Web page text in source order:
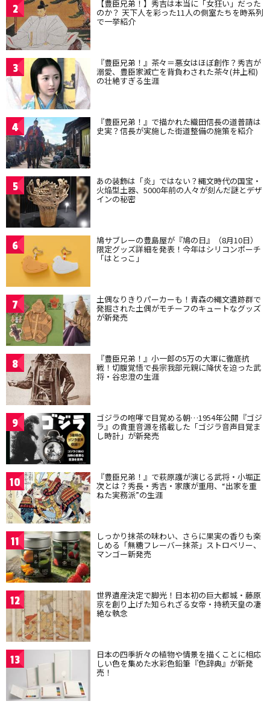
2 【豊臣兄弟！】秀吉は本当に「女狂い」だった
のか？ 天下人を彩った11人の側室たちを時系列
で一挙紹介
3 『豊臣兄弟！』茶々＝悪女はほぼ創作？秀吉が
溺愛、豊臣家滅亡を背負わされた茶々(井上和)
の壮絶すぎる生涯
4 『豊臣兄弟！』で描かれた織田信長の道普請は
史実？信長が実施した街道整備の施策を紹介
5 あの装飾は「炎」ではない？縄文時代の国宝・
火焔型土器、5000年前の人々が刻んだ謎とデザ
インの秘密
6 鳩サブレーの豊島屋が『鳩の日』（8月10日）
限定グッズ詳細を発表！今年はシリコンポーチ
「はとっこ」
7 土偶なりきりパーカーも！青森の縄文遺跡群で
発掘された土偶がモチーフのキュートなグッズ
が新発売
8 『豊臣兄弟！』小一郎の5万の大軍に徹底抗
戦！切腹覚悟で長宗我部元親に降伏を迫った武
将・谷忠澄の生涯
9 ゴジラの咆哮で目覚める朝…1954年公開『ゴジ
ラ』の貴重音源を搭載した「ゴジラ音声目覚ま
し時計」が新発売
10 『豊臣兄弟！』で萩原護が演じる武将・小堀正
次とは？秀長・秀吉・家康が重用、“出家を重
ねた実務派”の生涯
11 しっかり抹茶の味わい、さらに果実の香りも楽
しめる「無糖フレーバー抹茶」ストロベリー、
マンゴー新発売
12 世界遺産決定で脚光！日本初の巨大都城・藤原
京を創り上げた知られざる女帝・持統天皇の凄
絶な執念
13 日本の四季折々の植物や情景を描くことに相応
しい色を集めた水彩色鉛筆『色辞典』が新発
売！